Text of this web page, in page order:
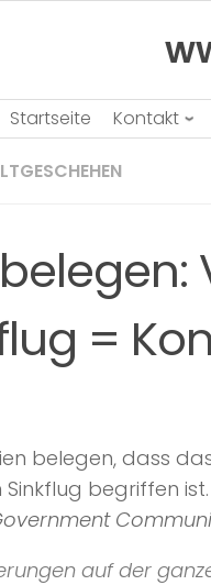
Startseite Kontakt
=
belegen, dass
begriffen
auf der